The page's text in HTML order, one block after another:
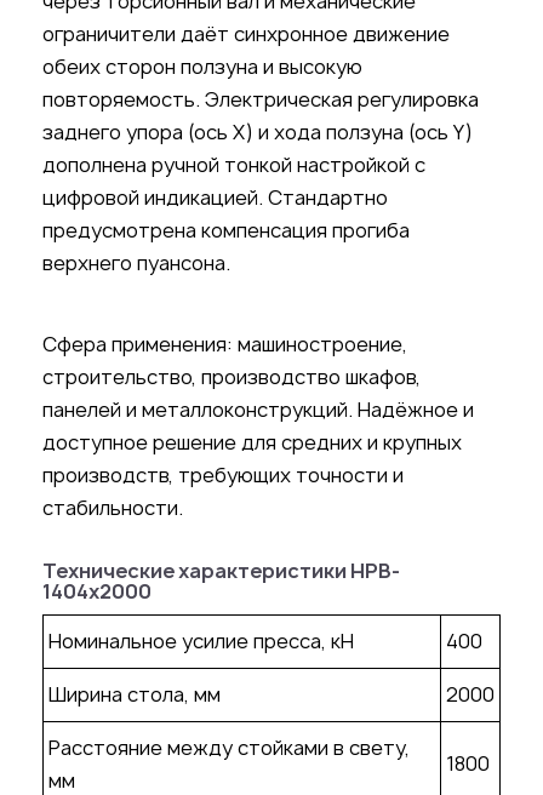
ограничители даёт синхронное движение
обеих сторон ползуна и высокую
повторяемость. Электрическая регулировка
заднего упора (ось X) и хода ползуна (ось Y)
дополнена ручной тонкой настройкой с
цифровой индикацией. Стандартно
предусмотрена компенсация прогиба
верхнего пуансона.
Сфера применения: машиностроение,
строительство, производство шкафов,
панелей и металлоконструкций. Надёжное и
доступное решение для средних и крупных
производств, требующих точности и
стабильности.
Технические характеристики HPB-
1404x2000
Номинальное усилие пресса, кН
400
Ширина стола, мм
2000
Расстояние между стойками в свету,
мм
1800